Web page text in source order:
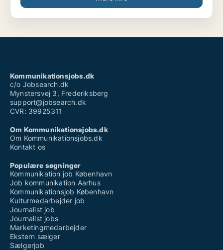
at udvikle mig som menneske. Det er en
af årsagerne til, at jeg er en god kollega og samtidig
arbejde produktiv og effektiv. Derudover kan jeg
omstændigheder, jeg befinder mig i.
Kommunikationsjobs.dk
c/o Jobsearch.dk
Mynstersvej 3, Frederiksberg
support@jobsearch.dk
CVR: 39925311
Om Kommunikationsjobs.dk
Om Kommunikationsjobs.dk
Kontakt os
Populære søgninger
Kommunikation job København
Job kommunikation Aarhus
Kommunikationsjob København
Kulturmedarbejder job
Journalist job
Journalist jobs
Marketingmedarbejder
Ekstern sælger
Sælgerjob